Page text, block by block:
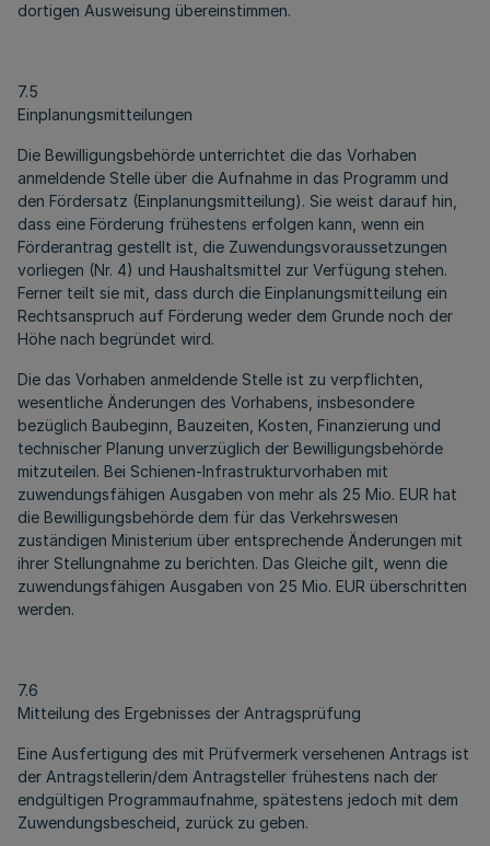
dortigen Ausweisung übereinstimmen.
7.5
Einplanungsmitteilungen
Die Bewilligungsbehörde unterrichtet die das Vorhaben
anmeldende Stelle über die Aufnahme in das Programm und
den Fördersatz (Einplanungsmitteilung). Sie weist darauf hin,
dass eine Förderung frühestens erfolgen kann, wenn ein
Förderantrag gestellt ist, die Zuwendungsvoraussetzungen
vorliegen (Nr. 4) und Haushaltsmittel zur Verfügung stehen.
Ferner teilt sie mit, dass durch die Einplanungsmitteilung ein
Rechtsanspruch auf Förderung weder dem Grunde noch der
Höhe nach begründet wird.
Die das Vorhaben anmeldende Stelle ist zu verpflichten,
wesentliche Änderungen des Vorhabens, insbesondere
bezüglich Baubeginn, Bauzeiten, Kosten, Finanzierung und
technischer Planung unverzüglich der Bewilligungsbehörde
mitzuteilen. Bei Schienen-Infrastrukturvorhaben mit
zuwendungsfähigen Ausgaben von mehr als 25 Mio. EUR hat
die Bewilligungsbehörde dem für das Verkehrswesen
zuständigen Ministerium über entsprechende Änderungen mit
ihrer Stellungnahme zu berichten. Das Gleiche gilt, wenn die
zuwendungsfähigen Ausgaben von 25 Mio. EUR überschritten
werden.
7.6
Mitteilung des Ergebnisses der Antragsprüfung
Eine Ausfertigung des mit Prüfvermerk versehenen Antrags ist
der Antragstellerin/dem Antragsteller frühestens nach der
endgültigen Programmaufnahme, spätestens jedoch mit dem
Zuwendungsbescheid, zurück zu geben.